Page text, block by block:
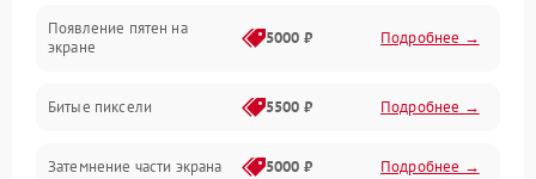
Сигнал и приём каналов
Механические повреждения
Появление пятен на
экране
5000 ₽ Подробнее →
Битые пиксели 5500 ₽ Подробнее →
Затемнение части экрана 5000 ₽ Подробнее →